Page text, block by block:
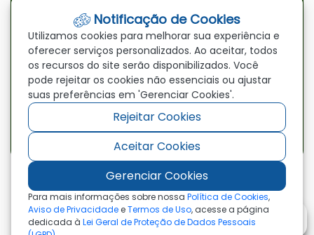
ouvidoria@paranatinga.mt.gov.br
Localização
Av. Brasil, 1900, Centro, Paranatinga/MT, 78870-000
Redes Sociais
Acessar
a
Rede
Social
Acessar
a
Rede
Social
Acessar
a
Rede
Social
©2026 - Prefeitura Municipal de Paranatinga - MT
- Todos os direitos reservados
Notificação de Cookies
Utilizamos cookies para melhorar sua experiência e
oferecer serviços personalizados. Ao aceitar, todos
os recursos do site serão disponibilizados. Você
pode rejeitar os cookies não essenciais ou ajustar
suas preferências em 'Gerenciar Cookies'.
Rejeitar Cookies
Aceitar Cookies
Gerenciar Cookies
Para mais informações sobre nossa Política de Cookies,
Aviso de PrivacidadeeTermos de Uso, acesse a página
dedicada à Lei Geral de Proteção de Dados Pessoais